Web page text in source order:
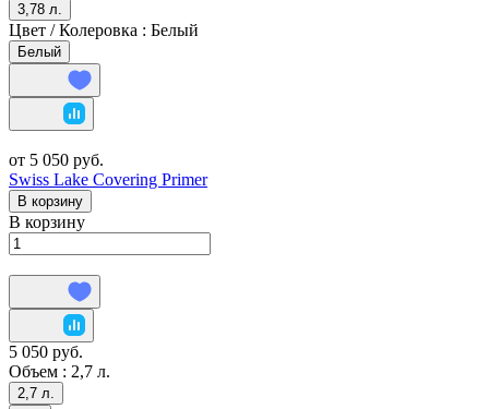
3,78 л.
Цвет / Колеровка : Белый
Белый
от 5 050 руб.
Swiss Lake Covering Primer
В корзину
В корзину
5 050 руб.
Объем : 2,7 л.
2,7 л.